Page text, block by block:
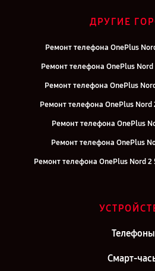
ДРУГИЕ
Ремонт телефона OnePlus
Ремонт телефона OnePlus Nord
Ремонт телефона OnePlus
Ремонт телефона OnePlus Nord
Ремонт телефона OnePlus
Ремонт телефона OnePlus
Ремонт телефона OnePlus Nord 2
Телефоны
Смарт-